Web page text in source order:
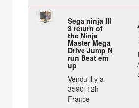
Sega ninja III
3 return of
the Ninja
Master Mega
Drive Jump N
run Beat em
up
Vendu il y a
3590j 12h
France